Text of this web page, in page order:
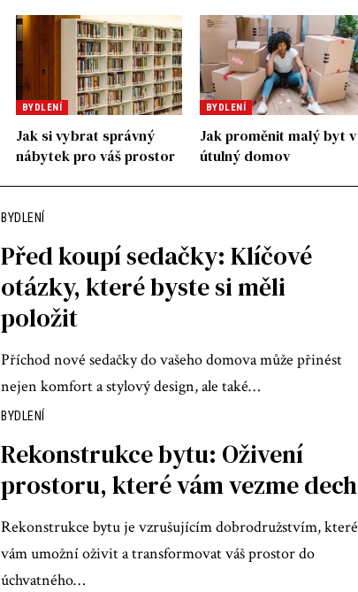
BYDLENÍ
Jak si vybrat správný
nábytek pro váš prostor
BYDLENÍ
Jak proměnit malý byt v
útulný domov
BYDLENÍ
Před koupí sedačky: Klíčové
otázky, které byste si měli
položit
Příchod nové sedačky do vašeho domova může přinést
nejen komfort a stylový design, ale také…
BYDLENÍ
Rekonstrukce bytu: Oživení
prostoru, které vám vezme dech
Rekonstrukce bytu je vzrušujícím dobrodružstvím, které
vám umožní oživit a transformovat váš prostor do
úchvatného…